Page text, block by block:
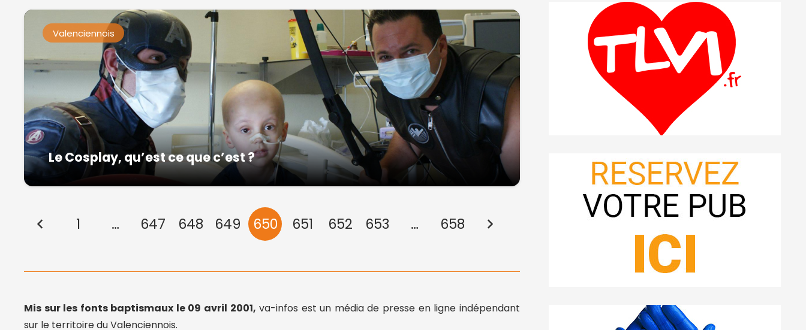
Valenciennois
Le Cosplay, qu’est ce que c’est ?
1 … 647 648 649 650 651 652 653 … 658
Mis sur les fonts baptismaux le 09 avril 2001, va-infos est un média de presse en ligne indépendant
sur le territoire du Valenciennois.